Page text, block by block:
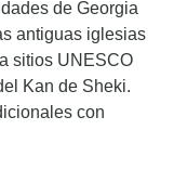
de Georgia
antiguas iglesias
sitios UNESCO
Kan de Sheki.
con